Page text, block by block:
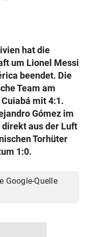
hat die
um Lionel Messi
beendet. Die
Team am
mit 4:1.
Gómez im
aus der Luft
Torhüter
1:0.
Google-Quelle